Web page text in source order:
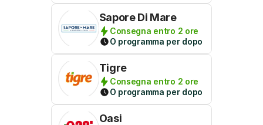
Sapore Di Mare
Consegna entro 2 ore
O programma per dopo
Tigre
Consegna entro 2 ore
O programma per dopo
Oasi